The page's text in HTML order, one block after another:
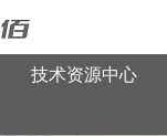
技术资源中心